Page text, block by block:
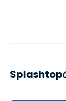
Splashtop